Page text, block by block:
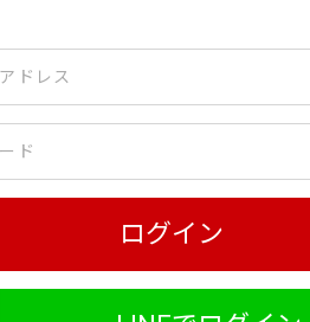
ログイン